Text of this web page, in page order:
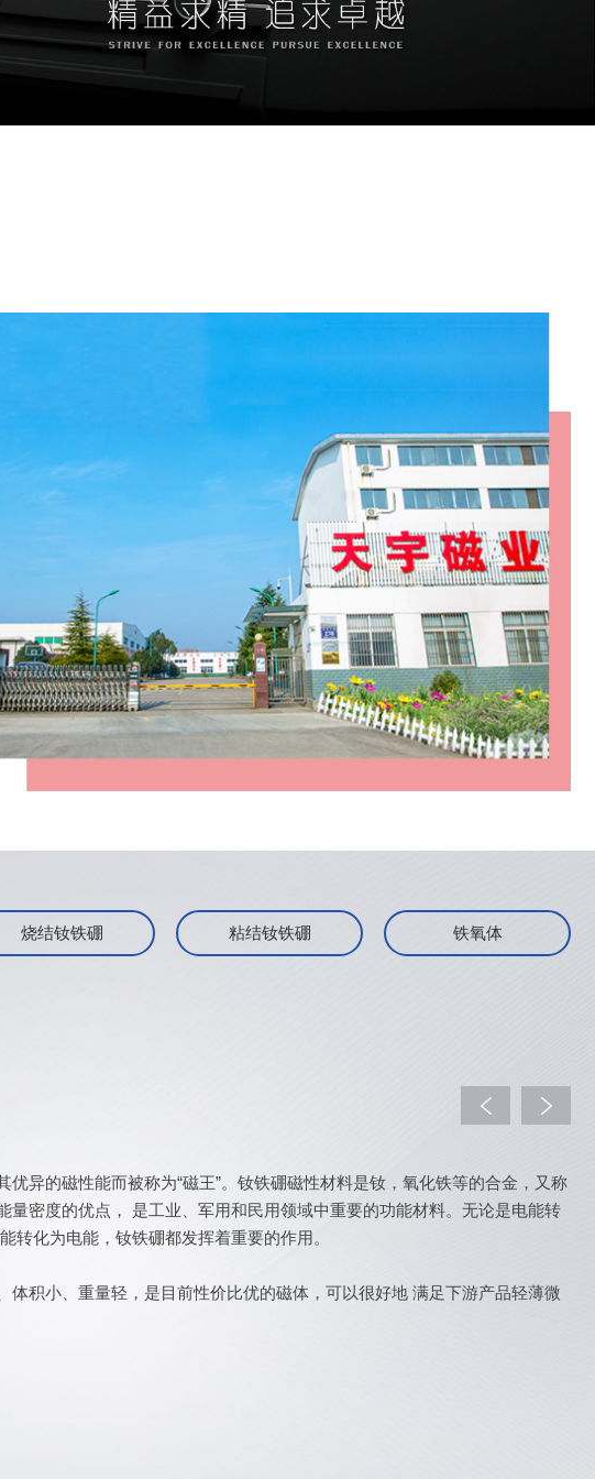
烧结钕铁硼 粘结钕铁硼 铁氧体
异的磁性能而被称为“磁王”。钕铁硼磁性材料是钕，氧化铁等的合金，又称
量密度的优点， 是工业、军用和民用领域中重要的功能材料。无论是电能转
转化为电能，钕铁硼都发挥着重要的作用。
体积小、重量轻，是目前性价比优的磁体，可以很好地 满足下游产品轻薄微